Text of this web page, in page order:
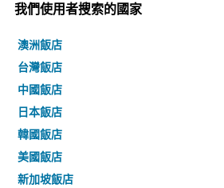
我們使用者搜索的國家
澳洲飯店
台灣飯店
中國飯店
日本飯店
韓國飯店
美國飯店
新加坡飯店